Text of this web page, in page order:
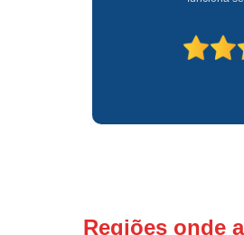
Regiões onde